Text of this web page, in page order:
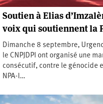
Soutien à Elias
voix qui soutiennent la
Dimanche 8 septembre,
le CNPJDPI ont organisé une
consécutif, contre le génocide
NPA-l…